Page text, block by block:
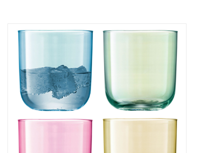
Geschenke
Kaffee & Tee
Bar & Wein